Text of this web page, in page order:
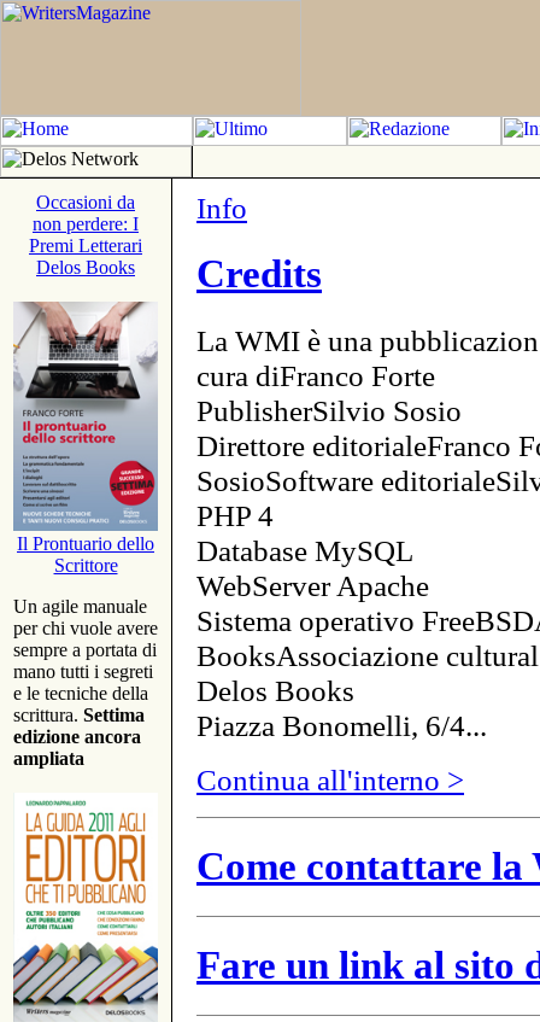
Occasioni da
non perdere: I
Premi Letterari
Delos Books
Il Prontuario dello
Scrittore
Un agile manuale
per chi vuole avere
sempre a portata di
mano tutti i segreti
e le tecniche della
scrittura. Settima
edizione ancora
ampliata
Info
Credits
La WMI è una
cura diFranco Forte
PublisherSilvio Sosio
Direttore editorialeFranco
SosioSoftware
PHP 4
Database MySQL
WebServer Apache
Sistema operativo
BooksAssociazione
Delos Books
Piazza Bonomelli, 6/4...
Continua all'interno >
Come contattare
Fare un link al sito